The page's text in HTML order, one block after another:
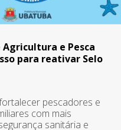
e Pesca
para reativar Selo
pescadores e
com mais
sanitária e